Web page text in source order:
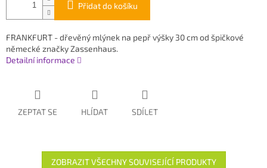
Přidat do košíku
FRANKFURT - dřevěný mlýnek na pepř výšky 30 cm od špičkové
německé značky Zassenhaus.
Detailní informace
ZEPTAT SE HLÍDAT SDÍLET
ZOBRAZIT VŠECHNY SOUVISEJÍCÍ PRODUKTY